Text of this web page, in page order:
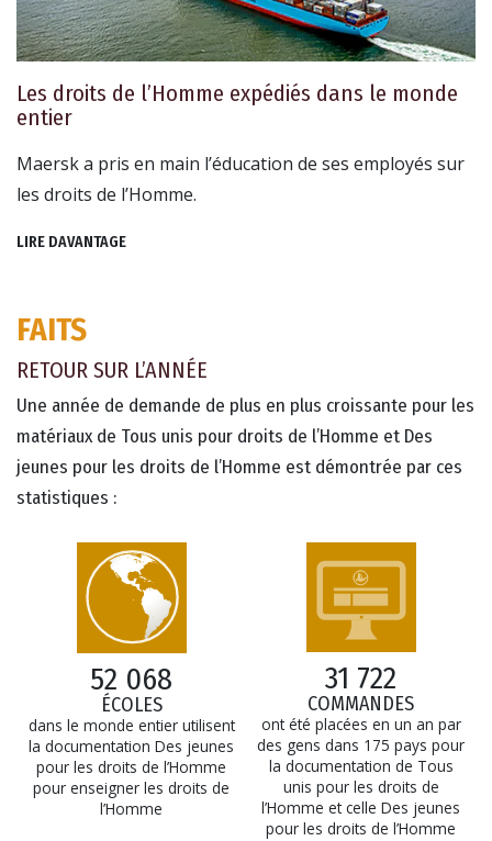
Les droits de l’Homme expédiés dans le monde
entier
Maersk a pris en main l’éducation de ses employés sur
les droits de l’Homme.
LIRE DAVANTAGE
FAITS
RETOUR SUR L’ANNÉE
Une année de demande de plus en plus croissante pour les
matériaux de Tous unis pour droits de l’Homme et Des
jeunes pour les droits de l’Homme est démontrée par ces
statistiques :
52 068
ÉCOLES
dans le monde entier utilisent
la documentation Des jeunes
pour les droits de l’Homme
pour enseigner les droits de
l’Homme
31 722
COMMANDES
ont été placées en un an par
des gens dans 175 pays pour
la documentation de Tous
unis pour les droits de
l’Homme et celle Des jeunes
pour les droits de l’Homme